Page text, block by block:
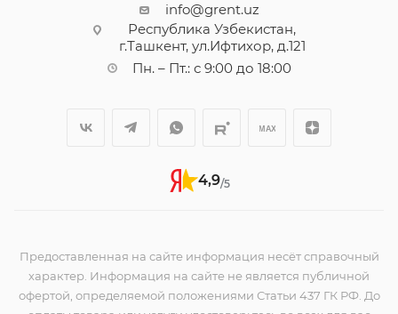
info@grent.uz
Республика Узбекистан,
г.Ташкент, ул.Ифтихор, д.121
Пн. – Пт.: с 9:00 до 18:00
4,9/5
Предоставленная на сайте информация несёт справочный
характер. Информация на сайте не является публичной
офертой, определяемой положениями Статьи 437 ГК РФ. До